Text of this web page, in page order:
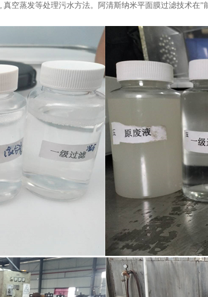
空蒸发等处理污水方法。阿清斯纳米平面膜过滤技术在”